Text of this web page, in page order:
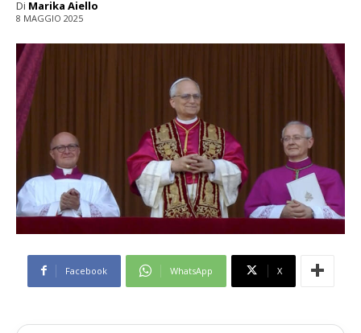
Di Marika Aiello
8 MAGGIO 2025
Facebook WhatsApp X